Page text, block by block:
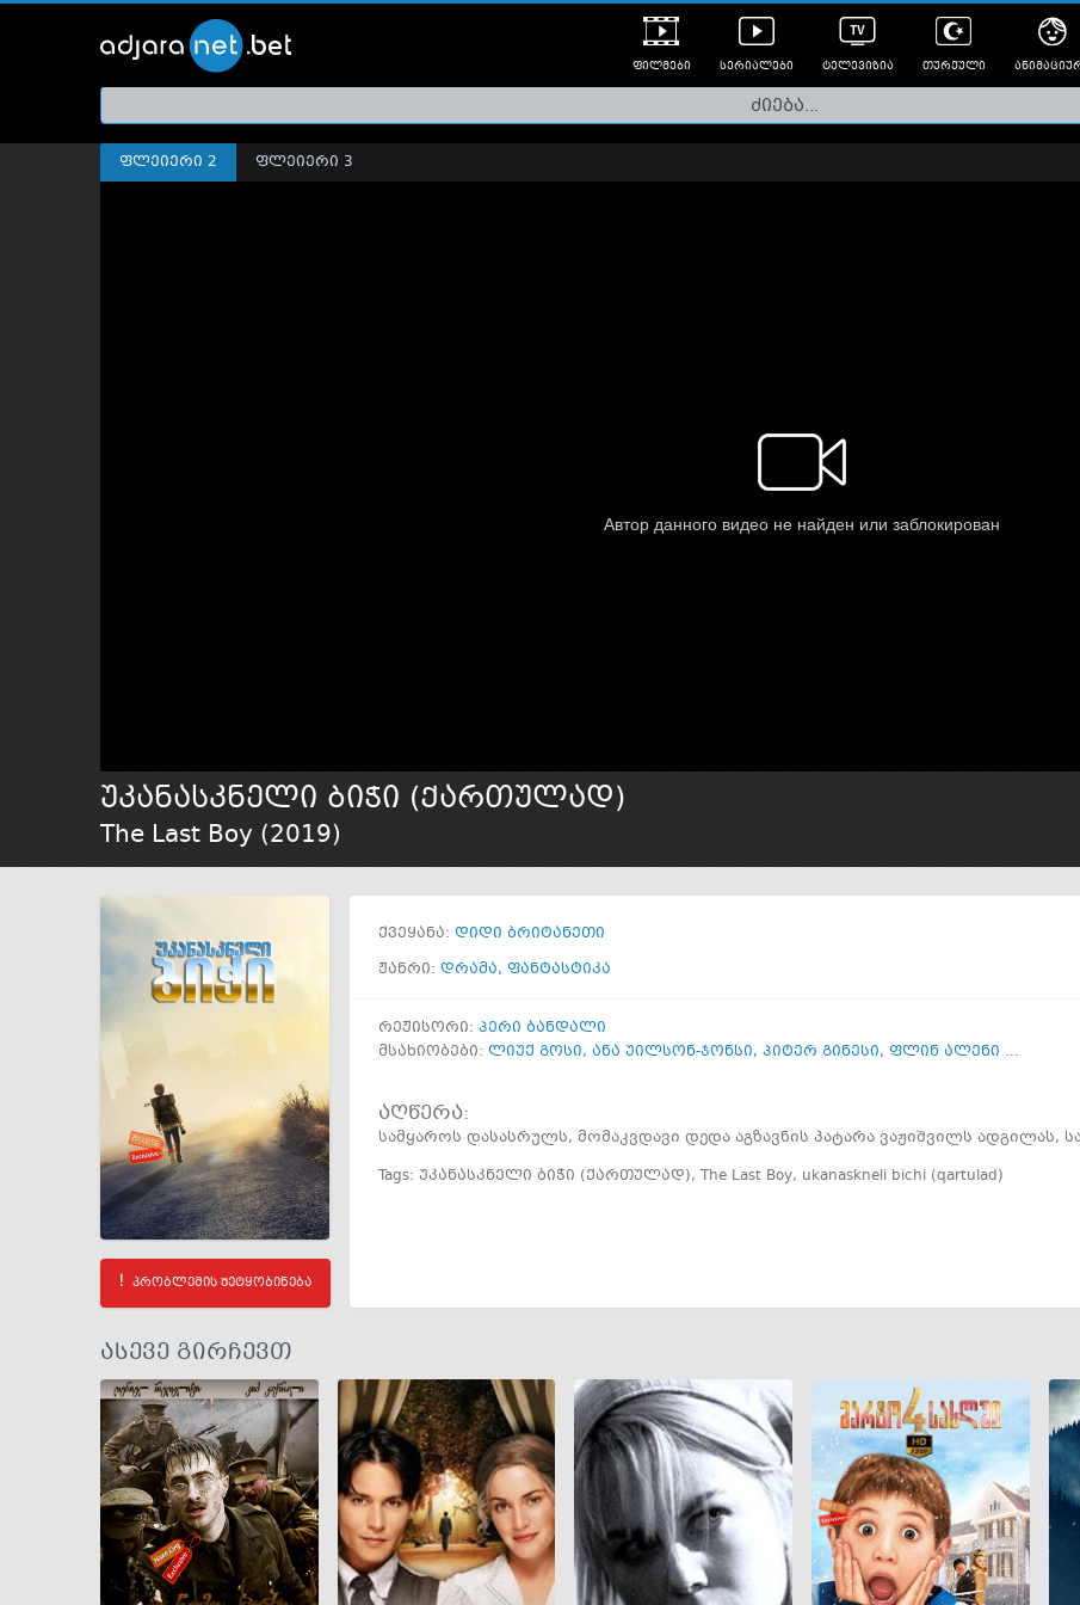
ფილმები
თრეილერები
სერიალები ტელევიზია თურქული
ფლეიერი 2 ფლეიერი 3
უკანასკნელი ბიჭი (ქართულად)
The Last Boy (2019)
პრობლემის შეტყობინება
ქვეყანა: დიდი ბრიტანეთი
ჟანრი: დრამა, ფანტასტიკა
რეჟისორი: პერი ბანდალი
მსახიობები: ლიუქ გოსი, ანა უილსონ-ჯონსი, პიტერ გინესი, ფლინ ალენი ...
აღწერა:
სამყაროს დასასრულს, მომაკვდავი დედა აგზავნის პატარა ვაჟიშვილს ადგილას,
Tags: უკანასკნელი ბიჭი (ქართულად), The Last Boy, ukanaskneli bichi (qartulad)
ასევე გირჩევთ